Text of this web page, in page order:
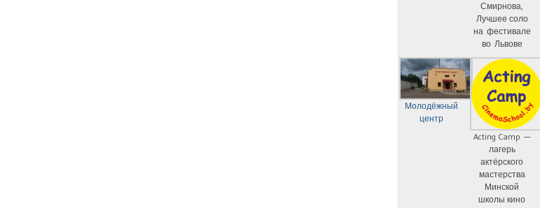
Смирнова,
Лучшее соло
на фестивале
во Львове
Молодёжный
центр
Acting Camp —
лагерь
актёрского
мастерства
Минской
школы кино